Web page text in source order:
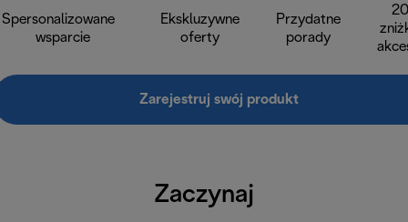
Spersonalizowane
wsparcie
Ekskluzywne
oferty
Przydatne
porady
Zarejestruj swój produkt
Zaczynaj